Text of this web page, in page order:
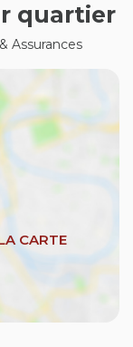
quartier
Assurances